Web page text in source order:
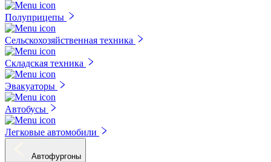
Полуприцепы
Сельскохозяйственная техника
Складская техника
Эвакуаторы
Автобусы
Легковые автомобили
Автофургоны